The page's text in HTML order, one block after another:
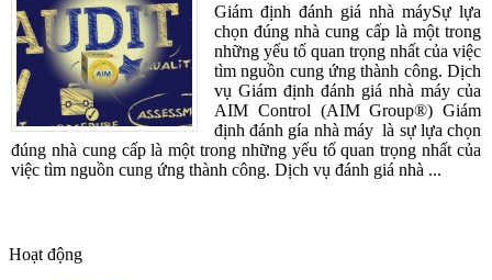
Giám định đánh giá nhà máySự lựa
chọn đúng nhà cung cấp là một trong
những yếu tố quan trọng nhất của việc
tìm nguồn cung ứng thành công. Dịch
vụ Giám định đánh giá nhà máy của
AIM Control (AIM Group®) Giám
định đánh gía nhà máy là sự lựa chọn
đúng nhà cung cấp là một trong những yếu tố quan trọng nhất của
việc tìm nguồn cung ứng thành công. Dịch vụ đánh giá nhà ...
Hoạt động